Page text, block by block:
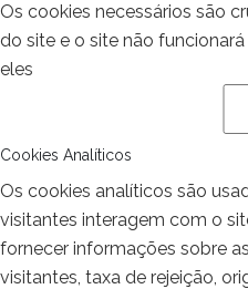
Os cookies necessários são
do site e o site não
eles
Cookies Analíticos
Os cookies analíticos são
visitantes interagem com o
fornecer informações sobre
visitantes, taxa de rejeição,